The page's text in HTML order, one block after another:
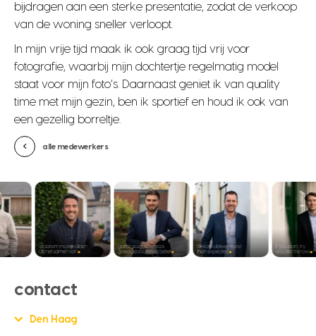
bijdragen aan een sterke presentatie, zodat de verkoop
van de woning sneller verloopt.
In mijn vrije tijd maak ik ook graag tijd vrij voor
fotografie, waarbij mijn dochtertje regelmatig model
staat voor mijn foto’s. Daarnaast geniet ik van quality
time met mijn gezin, ben ik sportief en houd ik ook van
een gezellig borreltje.
alle medewerkers
contact
Den Haag